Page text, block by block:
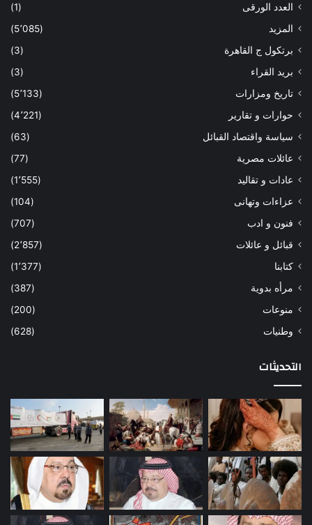
العدد الورقى
(1)
المزيد
(5٬085)
برتكول ج القاهرة
(3)
بريد القراء
(3)
تاريخ ومزارات
(5٬133)
حوارات و تقارير
(4٬221)
سياسة واقتصاد القبائل
(63)
عائلات مصرية
(77)
عادات و تقاليد
(1٬555)
عزاءات وتهانى
(104)
فنون و ادب
(707)
قبائل و عائلات
(2٬857)
كتابنا
(1٬377)
مرأه بدوية
(387)
منوعات
(200)
وطنيات
(628)
التحديثات